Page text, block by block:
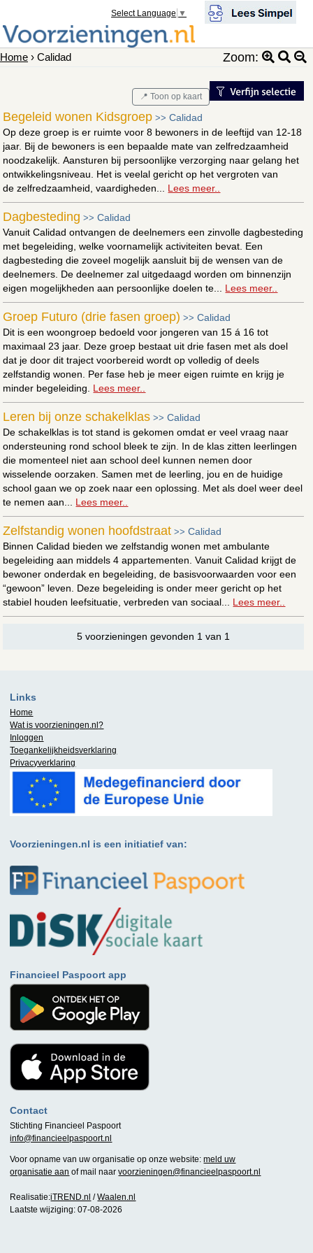
Select Language ▼
Home › Calidad Zoom:
📍 Toon op kaart
Begeleid wonen Kidsgroep >>Calidad
Op deze groep is er ruimte voor 8 bewoners in de leeftijd van 12-18
jaar. Bij de bewoners is een bepaalde mate van zelfredzaamheid
noodzakelijk. Aansturen bij persoonlijke verzorging naar gelang het
ontwikkelingsniveau. Het is veelal gericht op het vergroten van
de zelfredzaamheid, vaardigheden... Lees meer..
Dagbesteding >>Calidad
Vanuit Calidad ontvangen de deelnemers een zinvolle dagbesteding
met begeleiding, welke voornamelijk activiteiten bevat. Een
dagbesteding die zoveel mogelijk aansluit bij de wensen van de
deelnemers. De deelnemer zal uitgedaagd worden om binnenzijn
eigen mogelijkheden aan persoonlijke doelen te... Lees meer..
Groep Futuro (drie fasen groep) >>Calidad
Dit is een woongroep bedoeld voor jongeren van 15 á 16 tot
maximaal 23 jaar. Deze groep bestaat uit drie fasen met als doel
dat je door dit traject voorbereid wordt op volledig of deels
zelfstandig wonen. Per fase heb je meer eigen ruimte en krijg je
minder begeleiding. Lees meer..
Leren bij onze schakelklas >>Calidad
De schakelklas is tot stand is gekomen omdat er veel vraag naar
ondersteuning rond school bleek te zijn. In de klas zitten leerlingen
die momenteel niet aan school deel kunnen nemen door
wisselende oorzaken. Samen met de leerling, jou en de huidige
school gaan we op zoek naar een oplossing. Met als doel weer deel
te nemen aan... Lees meer..
Zelfstandig wonen hoofdstraat >>Calidad
Binnen Calidad bieden we zelfstandig wonen met ambulante
begeleiding aan middels 4 appartementen. Vanuit Calidad krijgt de
bewoner onderdak en begeleiding, de basisvoorwaarden voor een
“gewoon” leven. Deze begeleiding is onder meer gericht op het
stabiel houden leefsituatie, verbreden van sociaal... Lees meer..
5 voorzieningen gevonden 1 van 1
Links
Home
Wat is voorzieningen.nl?
Inloggen
Toegankelijkheidsverklaring
Privacyverklaring
Voorzieningen.nl is een initiatief van:
Financieel Paspoort app
Contact
Stichting Financieel Paspoort
info@financieelpaspoort.nl
Voor opname van uw organisatie op onze website:meld uw
organisatie aan of mail naarvoorzieningen@financieelpaspoort.nl
Realisatie:iTREND.nl /Waalen.nl
Laatste wijziging: 07-08-2026